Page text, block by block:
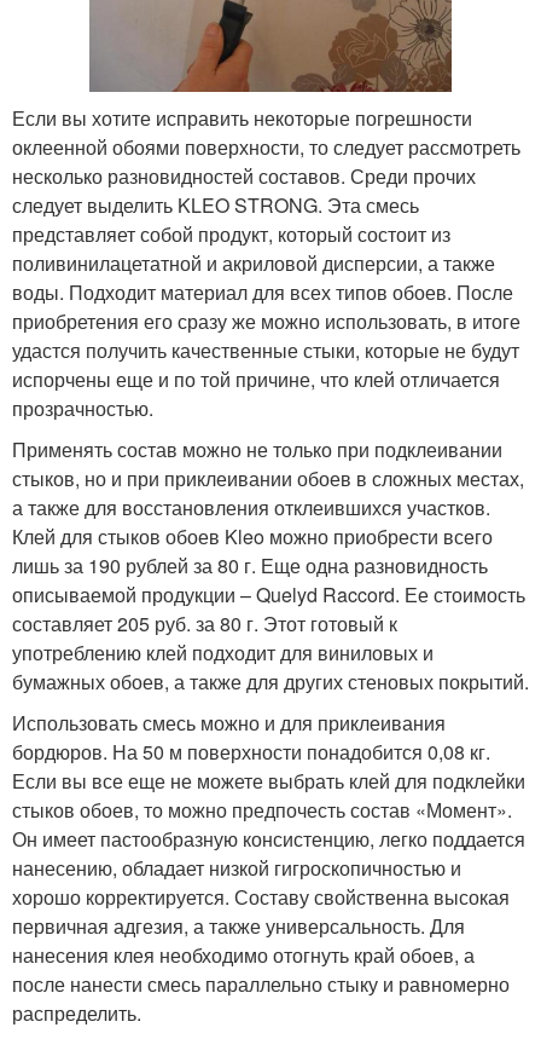
Если вы хотите исправить некоторые погрешности
оклеенной обоями поверхности, то следует рассмотреть
несколько разновидностей составов. Среди прочих
следует выделить KLEO STRONG. Эта смесь
представляет собой продукт, который состоит из
поливинилацетатной и акриловой дисперсии, а также
воды. Подходит материал для всех типов обоев. После
приобретения его сразу же можно использовать, в итоге
удастся получить качественные стыки, которые не будут
испорчены еще и по той причине, что клей отличается
прозрачностью.
Применять состав можно не только при подклеивании
стыков, но и при приклеивании обоев в сложных местах,
а также для восстановления отклеившихся участков.
Клей для стыков обоев Kleo можно приобрести всего
лишь за 190 рублей за 80 г. Еще одна разновидность
описываемой продукции – Quelyd Raccord. Ее стоимость
составляет 205 руб. за 80 г. Этот готовый к
употреблению клей подходит для виниловых и
бумажных обоев, а также для других стеновых покрытий.
Использовать смесь можно и для приклеивания
бордюров. На 50 м поверхности понадобится 0,08 кг.
Если вы все еще не можете выбрать клей для подклейки
стыков обоев, то можно предпочесть состав «Момент».
Он имеет пастообразную консистенцию, легко поддается
нанесению, обладает низкой гигроскопичностью и
хорошо корректируется. Составу свойственна высокая
первичная адгезия, а также универсальность. Для
нанесения клея необходимо отогнуть край обоев, а
после нанести смесь параллельно стыку и равномерно
распределить.